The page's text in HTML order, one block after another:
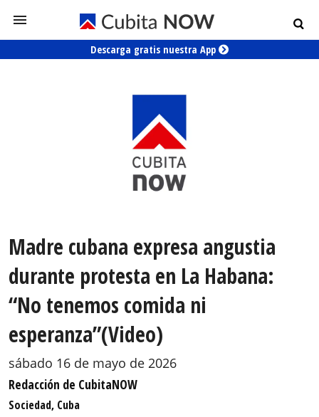
Descarga gratis nuestra App
Madre cubana expresa angustia
durante protesta en La Habana:
“No tenemos comida ni
esperanza”(Video)
sábado 16 de mayo de 2026
Redacción de CubitaNOW
Sociedad, Cuba